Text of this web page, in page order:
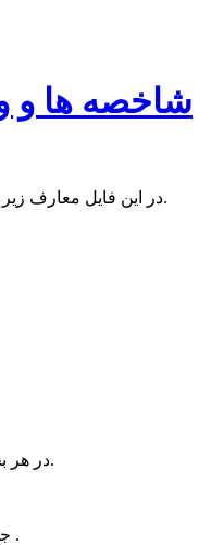
شاخصه ها و
در این فایل معارفتدریس می‌گردد.
در هر بخش توضیحات کاملی آورده شده است.
جهت بهره مندی فایل زیر را دانلود نمایید .